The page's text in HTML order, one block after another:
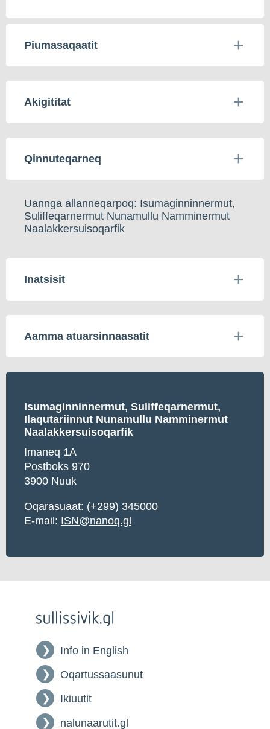
Piumasaqaatit
Akigititat
Qinnuteqarneq
Uannga allanneqarpoq: Isumaginninnermut,
Suliffeqarnermut Nunamullu Namminermut
Naalakkersuisoqarfik
Inatsisit
Aamma atuarsinnaasatit
Isumaginninnermut, Suliffeqarnermut,
Ilaqutariinnut Nunamullu Namminermut
Naalakkersuisoqarfik
Imaneq 1A
Postboks 970
3900 Nuuk
Oqarasuaat: (+299) 345000
E-mail: ISN@nanoq.gl
Info in English
Oqartussaasunut
Ikiuutit
nalunaarutit.gl